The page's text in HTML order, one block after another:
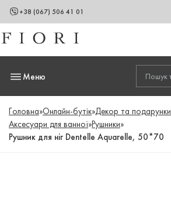
+38 (067) 506 41 01
Меню
Головна»Онлайн-бутік»Декор та подарунки
Аксесуари для ванної»Рушники»
Рушник для ніг Dentelle Aquarelle, 50*70